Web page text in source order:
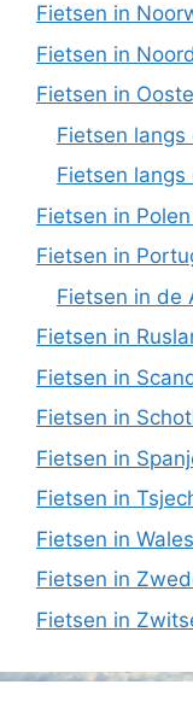
Fietsen in
Fietsen in
Fietsen in
Fietsen langs
Fietsen
Fietsen in Polen
Fietsen in
Fietsen in de
Fietsen in
Fietsen in
Fietsen in
Fietsen in
Fietsen in
Fietsen in Wales
Fietsen in
Fietsen in